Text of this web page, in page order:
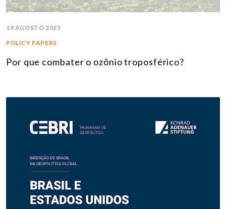
19 AGOSTO 2025
POLICY PAPERS
Por que combater o ozônio troposférico?